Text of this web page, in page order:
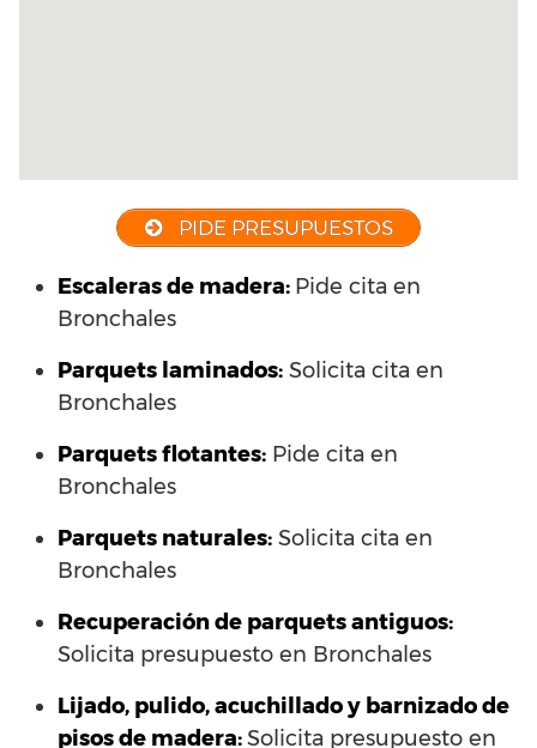
PIDE PRESUPUESTOS
Escaleras de madera: Pide cita en
Bronchales
Parquets laminados: Solicita cita en
Bronchales
Parquets flotantes: Pide cita en
Bronchales
Parquets naturales: Solicita cita en
Bronchales
Recuperación de parquets antiguos:
Solicita presupuesto en Bronchales
Lijado, pulido, acuchillado y barnizado de
pisos de madera:Solicita presupuesto en